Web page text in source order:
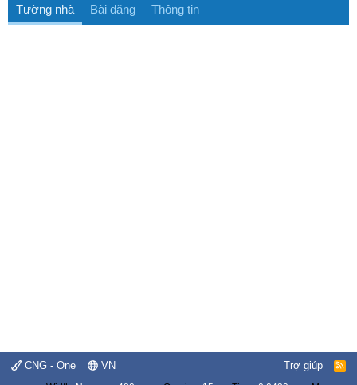
Tường nhà Bài đăng Thông tin
CNG - One VN Trợ giúp
R